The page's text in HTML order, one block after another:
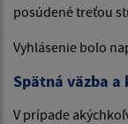
posúdené treťou
Vyhlásenie bolo
Spätná väzba
V prípade